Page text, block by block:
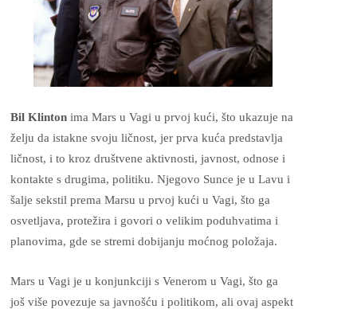
Bil Klinton ima Mars u Vagi u prvoj kući, što ukazuje na
želju da istakne svoju ličnost, jer prva kuća predstavlja
ličnost, i to kroz društvene aktivnosti, javnost, odnose i
kontakte s drugima, politiku. Njegovo Sunce je u Lavu i
šalje sekstil prema Marsu u prvoj kući u Vagi, što ga
osvetljava, protežira i govori o velikim poduhvatima i
planovima, gde se stremi dobijanju moćnog položaja.
Mars u Vagi je u konjunkciji s Venerom u Vagi, što ga
još više povezuje sa javnošću i politikom, ali ovaj aspekt